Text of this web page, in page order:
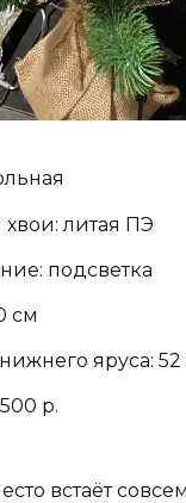
литая ПЭ
подсветка
см
яруса: 52
р.
встаёт